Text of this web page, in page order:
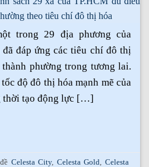
trong 29 địa phương của
đã đáp ứng các tiêu chí đô thị
phường trong tương lai.
độ đô thị hóa mạnh mẽ của
thời tạo động lực […]
Celesta City, Celesta Gold, Celesta